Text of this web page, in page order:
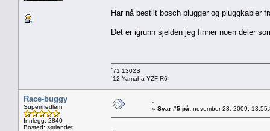
Har nå bestilt bosch plugger og pluggkabler
Det er igrunn sjelden jeg finner noen deler
´71 1302S
´12 Yamaha YZF-R6
Race-buggy
Supermedlem
Innlegg: 2840
Bosted: sørlandet
.
« Svar #5 på: november 23, 2009,